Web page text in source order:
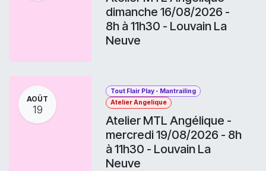
dimanche 16/08/2026 -
8h à 11h30 - Louvain La
Neuve
AOÛT
19
Tout Flair Play - Mantrailing
Atelier Angelique
Atelier MTL Angélique -
mercredi 19/08/2026 - 8h
à 11h30 - Louvain La
Neuve